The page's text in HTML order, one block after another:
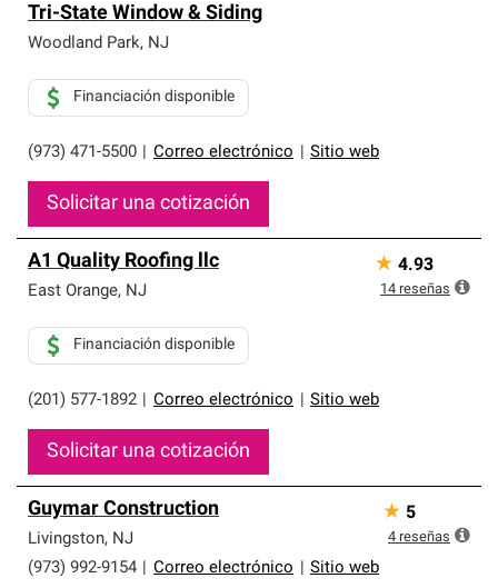
Tri-State Window & Siding
Woodland Park, NJ
(973) 471-5500 Correo electrónico Sitio web
Financiación disponible
Solicitar una cotización
A1 Quality Roofing llc
East Orange, NJ
(201) 577-1892 Correo electrónico Sitio web
Financiación disponible
Solicitar una cotización
★ 4.93
14 reseñas
Guymar Construction
Livingston, NJ
(973) 992-9154
Correo electrónico Sitio web
★ 5
4 reseñas